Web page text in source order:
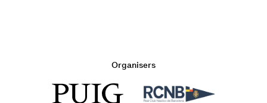
Organisers